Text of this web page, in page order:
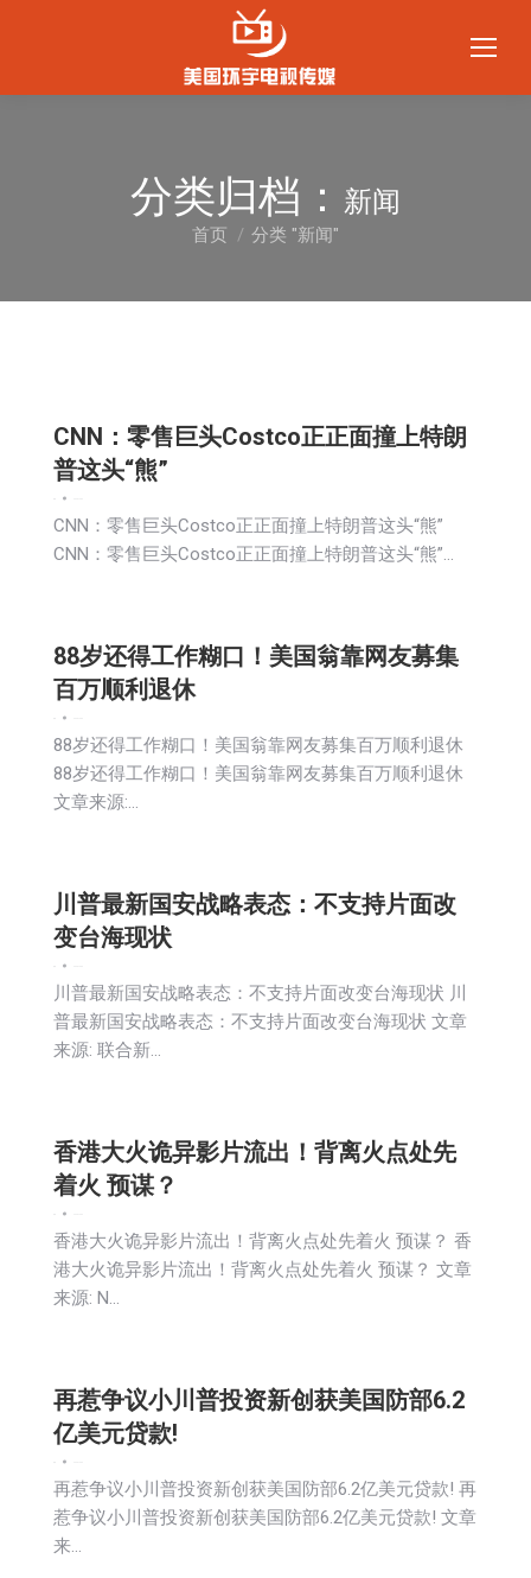
分类归档： 新闻
您在这里：
首页 分类 "新闻"
CNN：零售巨头Costco正正面撞上特朗
普这头“熊”
CNN：零售巨头Costco正正面撞上特朗普这头“熊”
CNN：零售巨头Costco正正面撞上特朗普这头“熊”…
88岁还得工作糊口！美国翁靠网友募集
百万顺利退休
88岁还得工作糊口！美国翁靠网友募集百万顺利退休
88岁还得工作糊口！美国翁靠网友募集百万顺利退休
文章来源:…
川普最新国安战略表态：不支持片面改
变台海现状
川普最新国安战略表态：不支持片面改变台海现状 川
普最新国安战略表态：不支持片面改变台海现状 文章
来源: 联合新…
香港大火诡异影片流出！背离火点处先
着火 预谋？
香港大火诡异影片流出！背离火点处先着火 预谋？ 香
港大火诡异影片流出！背离火点处先着火 预谋？ 文章
来源: N…
再惹争议小川普投资新创获美国防部6.2
亿美元贷款!
再惹争议小川普投资新创获美国防部6.2亿美元贷款! 再
惹争议小川普投资新创获美国防部6.2亿美元贷款! 文章
来…